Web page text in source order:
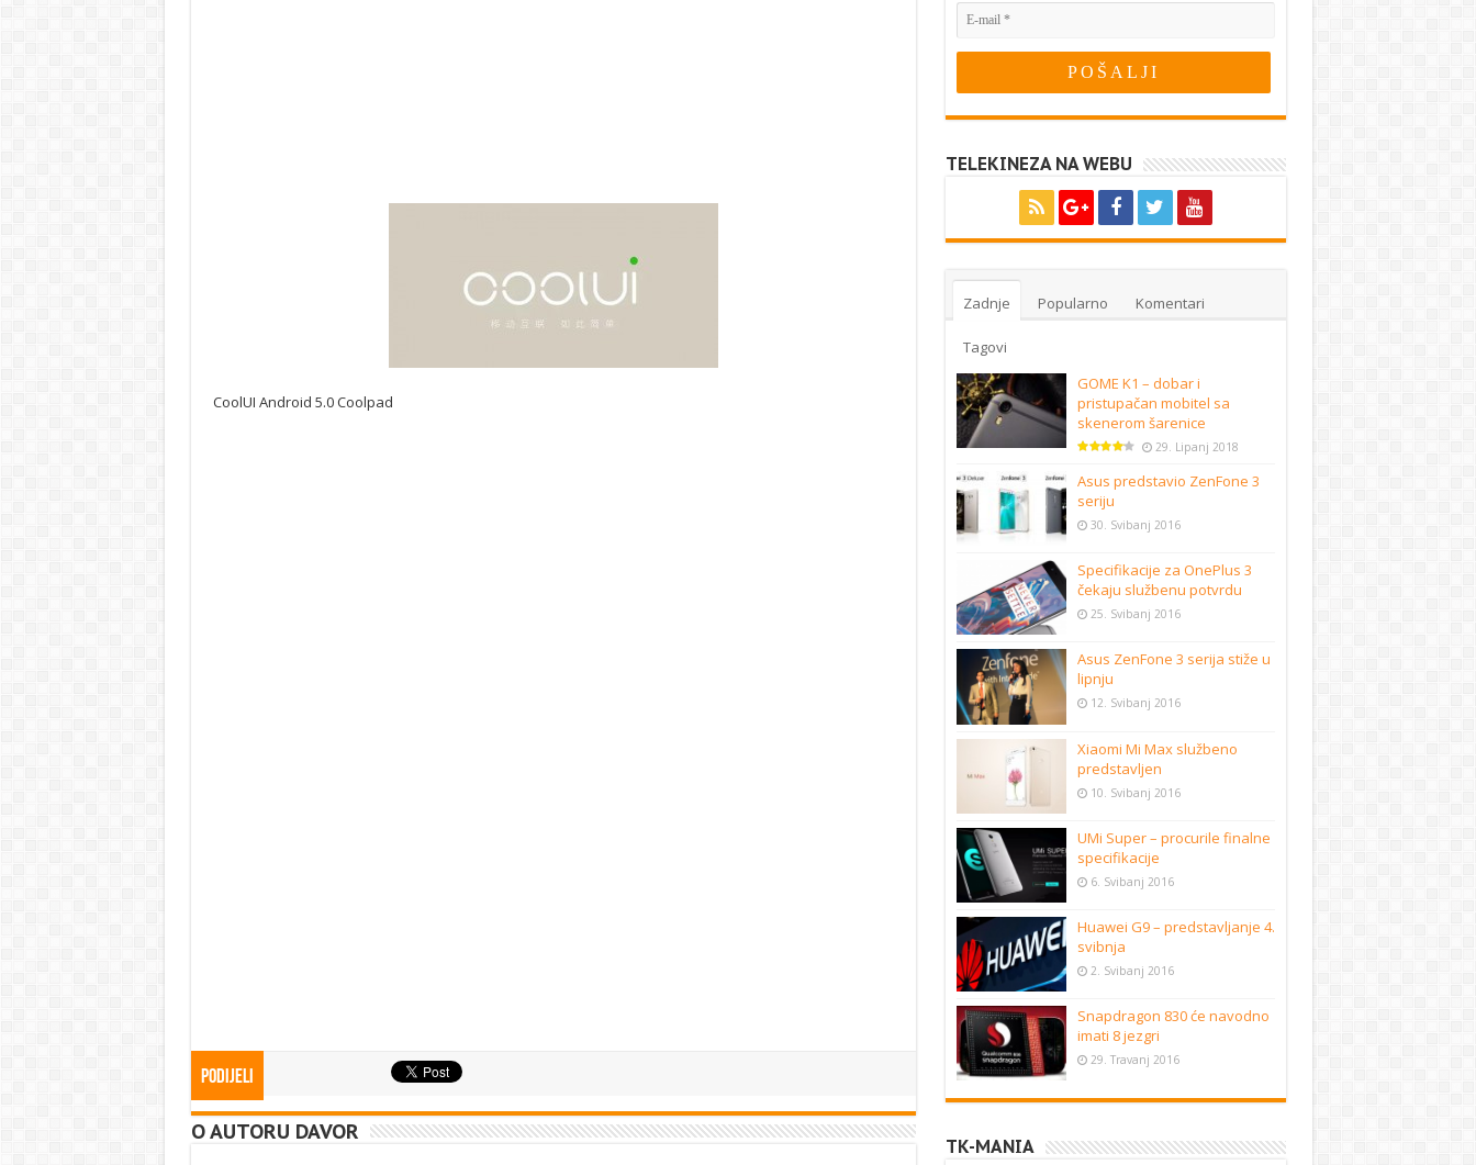
CoolUI Android 5.0 Coolpad
Podijeli
O AUTORU DAVOR
TELEKINEZA NA WEBU
Zadnje Popularno Komentari
Tagovi
GOME K1 – dobar i
pristupačan mobitel sa
skenerom šarenice
29. Lipanj 2018
Asus predstavio ZenFone 3
seriju
30. Svibanj 2016
Specifikacije za OnePlus 3
čekaju službenu potvrdu
25. Svibanj 2016
Asus ZenFone 3 serija stiže u
lipnju
12. Svibanj 2016
Xiaomi Mi Max službeno
predstavljen
10. Svibanj 2016
UMi Super – procurile finalne
specifikacije
6. Svibanj 2016
Huawei G9 – predstavljanje 4.
svibnja
2. Svibanj 2016
Snapdragon 830 će navodno
imati 8 jezgri
29. Travanj 2016
TK-MANIA